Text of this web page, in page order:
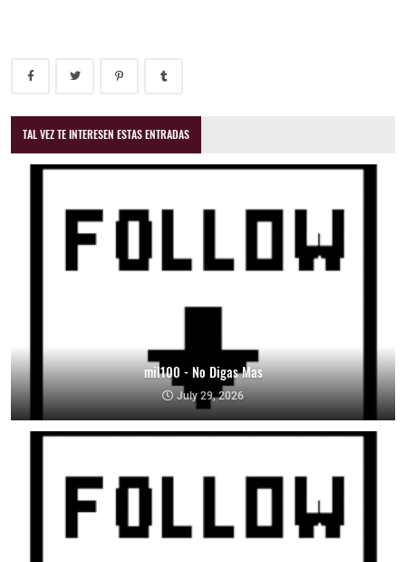
TAL VEZ TE INTERESEN ESTAS ENTRADAS
mil100 - No Digas Mas
July 29, 2026